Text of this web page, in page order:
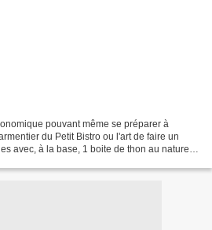
pouvant même se préparer à
du Petit Bistro ou l'art de faire un
avec, à la base, 1 boite de thon au naturel